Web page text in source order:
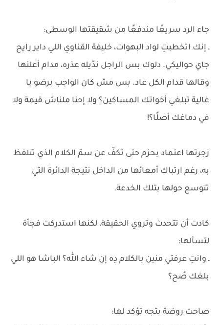
جاء الرد سريعًا مندفعًا من شقيقتها الوسطى:
ـ إنك اتخطبتِ لواد البهوات، خليفة القناوي اللي داير رايح
جاي حواليكي. دلوك بس الراجل ندّيله عذره، مدام أعلنها
وقالها قدام الكل عاد. بس مش كان الواجب برضو يا
غالية تبلغي أخواتك المساكين؟ ولا إحنا ملناش قيمة ولا
في دماغك أصلًا؟!
زجرتها اعتماد بحزم حتى تكفّ عن سمّ الكلام الذي تتلفظ
به، رغم ارتباك أمعائها من الداخل نتيجة الدائرة التي
تتوسع حولها بتلك الخدعة.
كادت أن تتحدث وتروي الحقيقة، لكنها استدركت فجأة
لتسألها:
ـ وانتِ عرفتي منين بالكلام دِه إن شاء الله؟ الباشا هو اللي
بلغك صُح؟
صاحت روضة بتجه تؤكد لها: